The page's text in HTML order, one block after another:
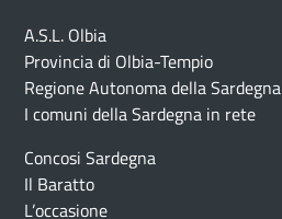
A.S.L. Olbia
Provincia di Olbia-Tempio
Regione Autonoma della Sardegna
I comuni della Sardegna in rete
Concosi Sardegna
Il Baratto
L’occasione